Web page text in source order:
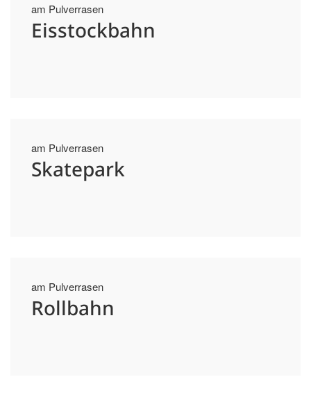
am Pulverrasen
Eisstockbahn
am Pulverrasen
Skatepark
am Pulverrasen
Rollbahn